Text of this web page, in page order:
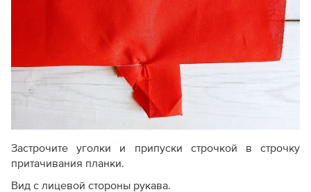
Застрочите уголки и припуски строчкой в строчку
притачивания планки.
Вид с лицевой стороны рукава.